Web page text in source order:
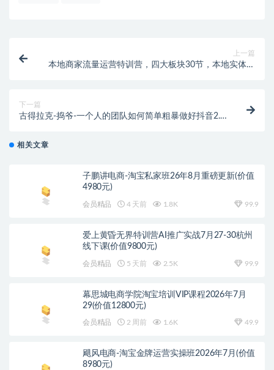
上一篇
本地商家流量运营特训营，四大板块30节，本地实体商
下一篇
古得拉克-捣爷-一个人的团队如何简单粗暴做好抖音2.0
相关文章
子鹏讲电商-淘宝私家班26年8月重磅更新(价值
4980元)
会员精品 4 天前 1.8K 99.9
爱上黄昏无界特训营AI推广实战7月27-30杭州
线下课(价值9800元)
会员精品 5 天前 2.5K 99.9
幕思城电商学院淘宝培训VIP课程2026年7月
29(价值12800元)
会员精品 2 周前 1.6K 49.9
飓风电商-淘宝金牌运营实操班2026年7月(价值
8980元)